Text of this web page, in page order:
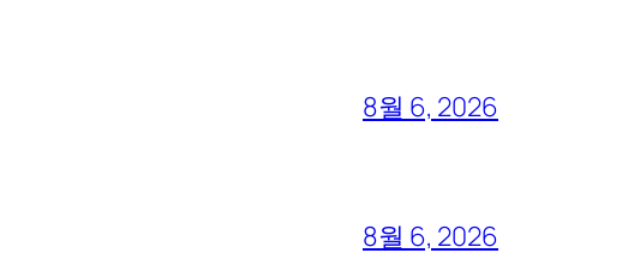
8월 6, 2026
8월 6, 2026